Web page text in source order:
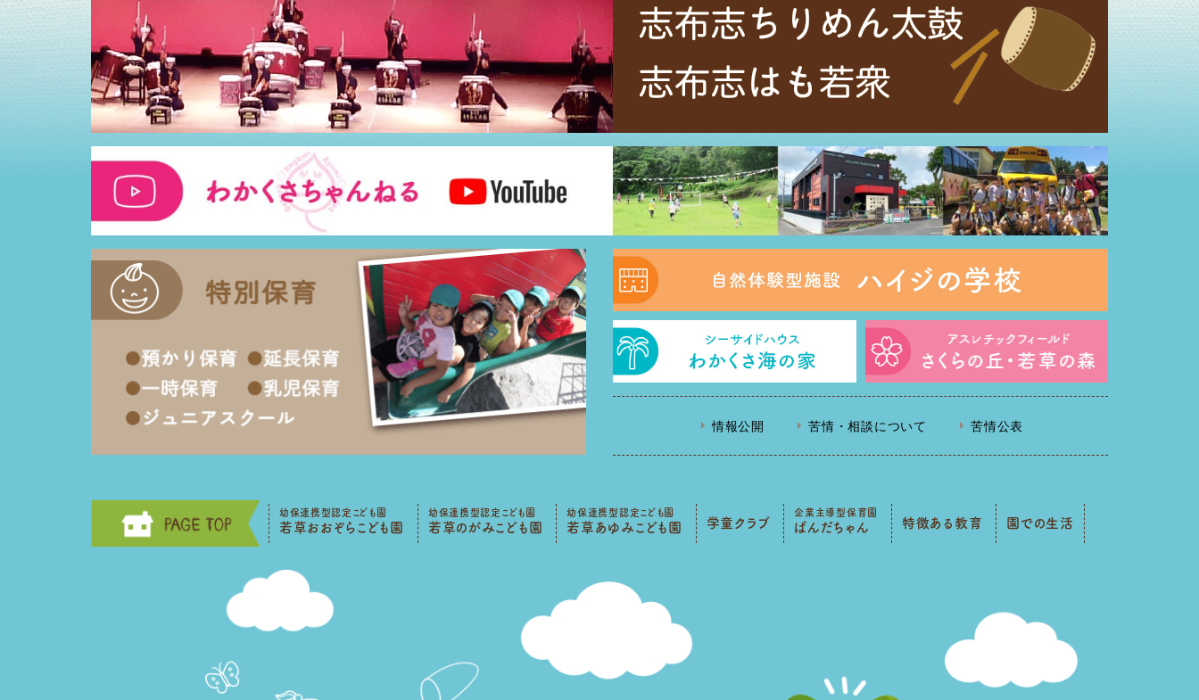
情報公開 苦情・相談について 苦情公表
幼保連携型認定こども園
若草おおぞらこども園
幼保連携型認定こども園
若草のがみこども園
幼保連携型認定こども園
若草あゆみこども園 学童クラブ
企業主導型保育園
ぱんだちゃん 特徴ある教育 園での生活